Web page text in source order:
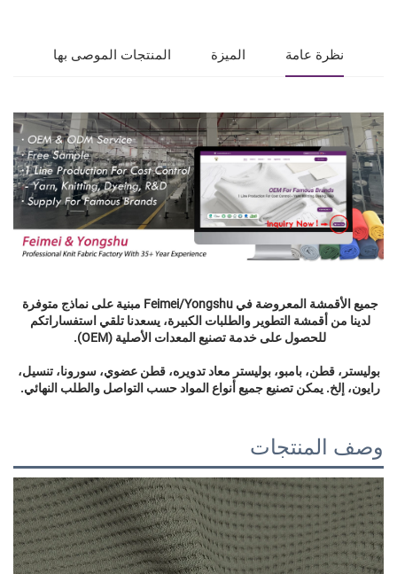
نظرة عامة الميزة المنتجات الموصى بها
للحصول على خدمة تصنيع المعدات الأصلية (OEM).
رايون، إلخ. يمكن تصنيع جميع أنواع المواد حسب التواصل والطلب النهائي.
وصف المنتجات